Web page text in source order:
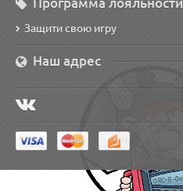
Защити свою игру
Наш адрес